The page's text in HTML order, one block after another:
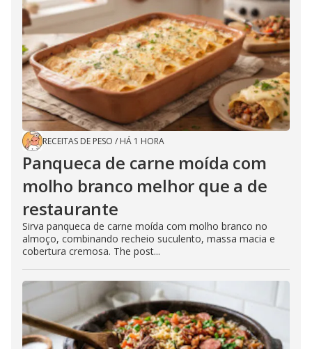
RECEITAS DE PESO / HÁ 1 HORA
Panqueca de carne moída com
molho branco melhor que a de
restaurante
Sirva panqueca de carne moída com molho branco no
almoço, combinando recheio suculento, massa macia e
cobertura cremosa. The post...